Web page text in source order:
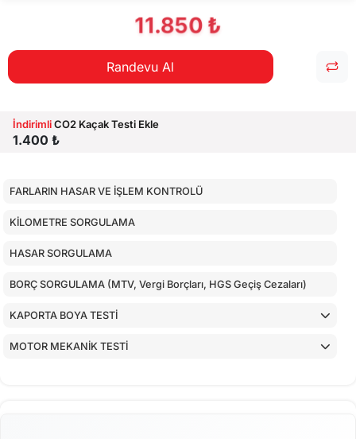
11.850 ₺
Randevu Al
İndirimliCO2 Kaçak Testi Ekle
1.400 ₺
FARLARIN HASAR VE İŞLEM KONTROLÜ
KİLOMETRE SORGULAMA
HASAR SORGULAMA
BORÇ SORGULAMA (MTV, Vergi Borçları, HGS Geçiş Cezaları)
KAPORTA BOYA TESTİ
MOTOR MEKANİK TESTİ